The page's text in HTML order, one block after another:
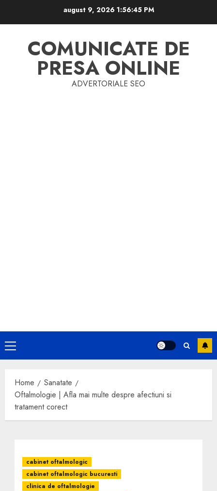
august 9, 2026 1:56:45 PM
COMUNICATE DE
PRESA ONLINE
ADVERTORIALE SEO
Primary
Menu
Home
Sanatate
Oftalmologie | Afla mai multe despre afectiuni si
tratament corect
cabinet oftalmologic
cabinet oftalmologic bucuresti
clinica de oftalmologie